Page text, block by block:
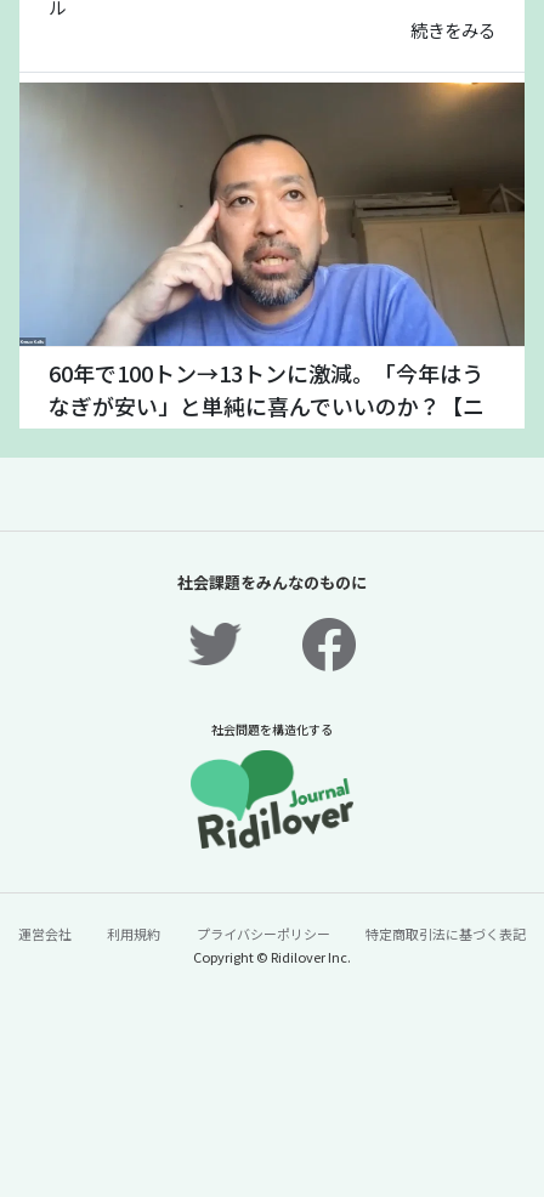
ル
続きをみる
60年で100トン→13トンに激減。「今年はう
なぎが安い」と単純に喜んでいいのか？【ニ
ュースに潜む社会課題をキャッチ！】
ル
「スイカは赤い」ことを知らない14歳。お金
のかかる旅行だけじゃない、本当の「体験格
差」の中身とは？【ニュースに潜む社会課題
社会課題をみんなのものに
社会問題を構造化する
運営会社 利用規約 プライバシーポリシー
特定商取引法に基づく表記
Copyright © Ridilover Inc.